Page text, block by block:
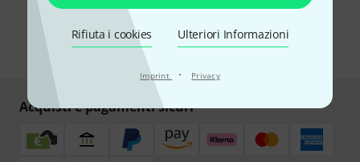
Rifiuta i cookies Ulteriori Informazioni
Imprint · Privacy
ulteriori informazioni sulla newsletter nelle nostre linee guida per la
protezione dei dati
* Richiesto
Acquisti e pagamenti sicuri